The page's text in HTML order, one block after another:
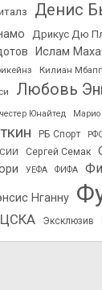
Денис
Дрикус Дю
Ислам
Килиан
Любовь
Юнайтед Марио
РБ Спорт
Сергей Семак
УЕФА ФИФА
Нганну
Эксклюзив